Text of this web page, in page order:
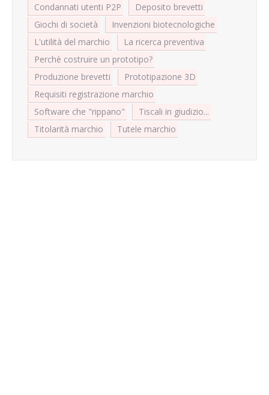
Condannati utenti P2P
Deposito brevetti
Giochi di società
Invenzioni biotecnologiche
L'utilità del marchio
La ricerca preventiva
Perchè costruire un prototipo?
Produzione brevetti
Prototipazione 3D
Requisiti registrazione marchio
Software che "rippano"
Tiscali in giudizio...
Titolarità marchio
Tutele marchio